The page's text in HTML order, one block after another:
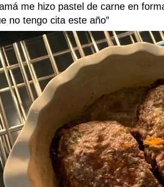
me hizo pastel de carne en
no tengo cita este año”